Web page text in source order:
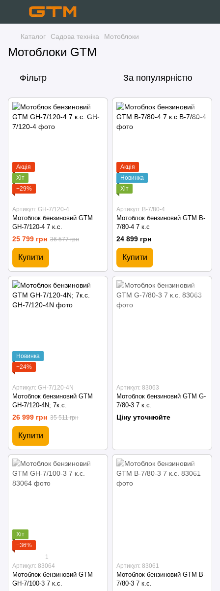
Каталог Садова техніка Мотоблоки
Мотоблоки GTM
Фільтр За популярністю
Акція
Хіт
−29%
Артикул: GH-7/120-4
Мотоблок бензиновий GTM
GH-7/120-4 7 к.с.
25 799 грн 36 577 грн
Купити
Акція
Новинка
Хіт
Артикул: B-7/80-4
Мотоблок бензиновий GTM B-
7/80-4 7 к.с
24 899 грн
Купити
Новинка
−24%
Артикул: GH-7/120-4N
Мотоблок бензиновий GTM
GH-7/120-4N; 7к.с.
26 999 грн 35 511 грн
Купити
Артикул: 83063
Мотоблок бензиновий GTM G-
7/80-3 7 к.с.
Ціну уточнюйте
Хіт
−36%
1
Артикул: 83064
Мотоблок бензиновий GTM
GH-7/100-3 7 к.с.
Артикул: 83061
Мотоблок бензиновий GTM B-
7/80-3 7 к.с.